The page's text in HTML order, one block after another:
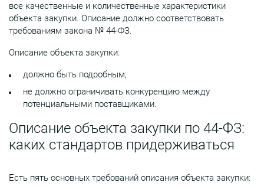
все качественные и количественные характеристики
объекта закупки. Описание должно соответствовать
требованиям закона № 44-ФЗ.
Описание объекта закупки:
должно быть подробным;
не должно ограничивать конкуренцию между
потенциальными поставщиками.
Описание объекта закупки по 44-ФЗ:
каких стандартов придерживаться
Есть пять основных требований описания объекта закупки: